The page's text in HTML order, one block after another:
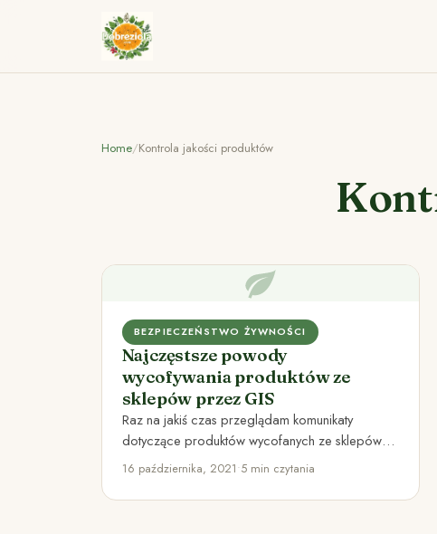
Home/Kontrola jakości produktów
BEZPIECZEŃSTWO ŻYWNOŚCI
Najczęstsze powody
wycofywania produktów ze
sklepów przez GIS
Raz na jakiś czas przeglądam komunikaty
dotyczące produktów wycofanych ze sklepów
decyzją Głównego Inspektoratu
16 października, 2021•5 min czytania